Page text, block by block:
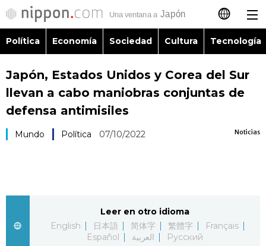
日本語
English
Русский
Política
Política Economía Sociedad Cultura Tecnología
Japón, Estados Unidos y Corea del Sur
llevan a cabo maniobras conjuntas de
defensa antimisiles
Noticias
Mundo Política 07/10/2022
Leer en otro idioma
English
日本語 简体字 繁體字
Français
Español
العربية Русский